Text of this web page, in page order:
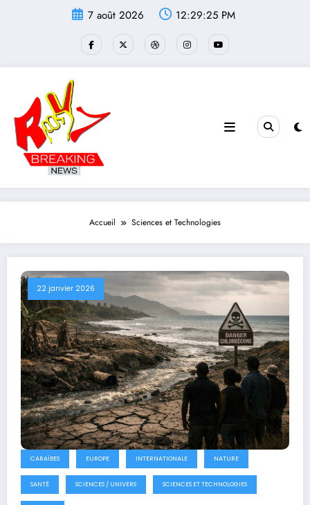
7 août 2026 12:29:26 PM
Accueil Sciences et Technologies
22 janvier 2026
CARAÏBES EUROPE INTERNATIONALE NATURE
SANTÉ SCIENCES / UNIVERS SCIENCES ET TECHNOLOGIES